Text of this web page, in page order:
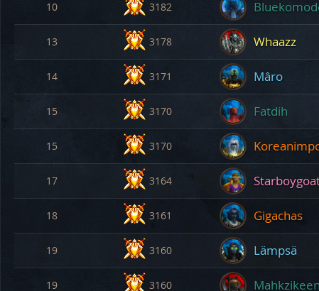
10 3182
13 3178 Whaazz
14 3171 Mâro
15 3170 Fatdih
15 3170
17 3164
18 3161 Gigachas
19 3160 Lämpsä
19 3160 Mahkzikeen